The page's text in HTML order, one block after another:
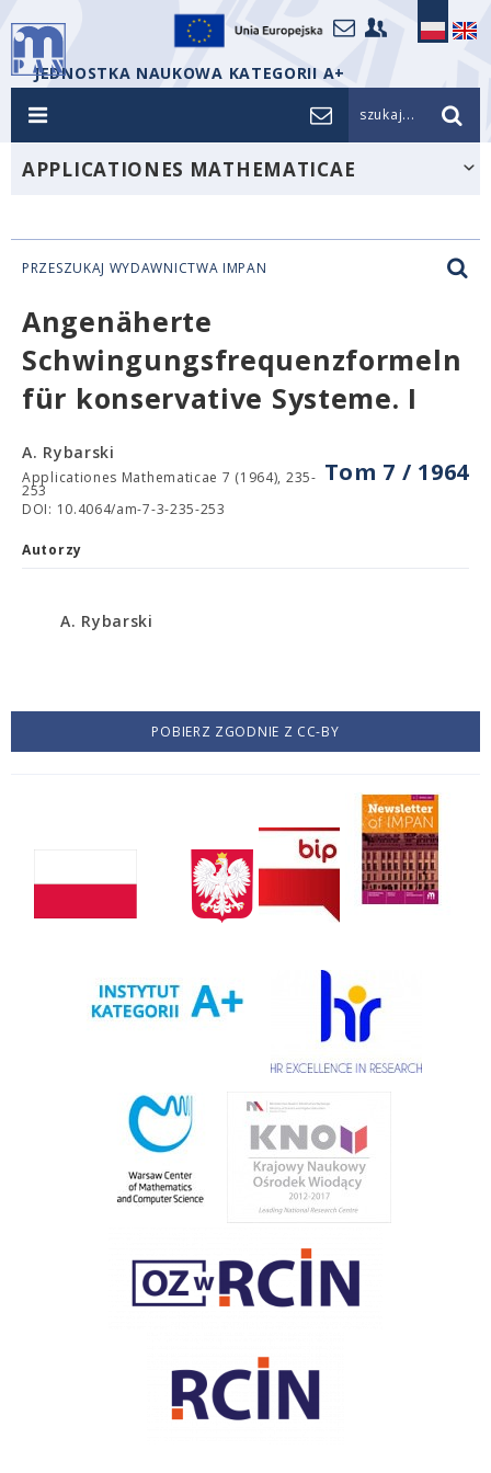
JEDNOSTKA NAUKOWA KATEGORII A+
szukaj...
APPLICATIONES MATHEMATICAE
PRZESZUKAJ WYDAWNICTWA IMPAN
Angenäherte
Schwingungsfrequenzformeln
für konservative Systeme. I
Tom 7 / 1964
A. Rybarski
Applicationes Mathematicae 7 (1964), 235-
253
DOI: 10.4064/am-7-3-235-253
Autorzy
A. Rybarski
POBIERZ ZGODNIE Z CC-BY